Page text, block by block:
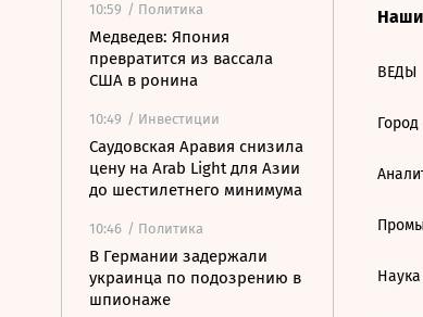
10:59 / Политика
Медведев: Япония
превратится из вассала
США в ронина
10:49 / Инвестиции
Саудовская Аравия снизила
цену на Arab Light для Азии
до шестилетнего минимума
10:46 / Политика
В Германии задержали
украинца по подозрению в
шпионаже
ВЕДЫ
Город
Наука